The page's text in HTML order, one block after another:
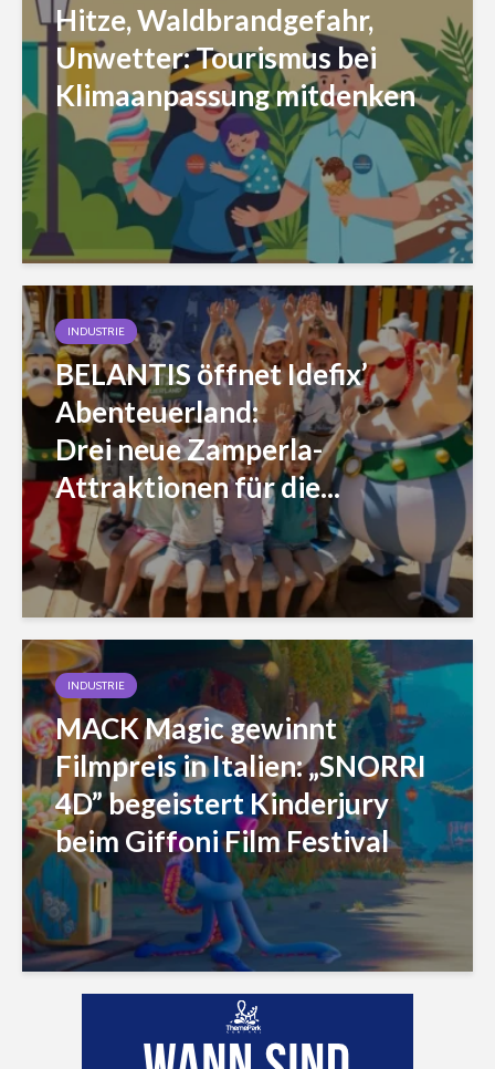
Hitze, Waldbrandgefahr,
Unwetter: Tourismus bei
Klimaanpassung mitdenken
INDUSTRIE
BELANTIS öffnet Idefix’
Abenteuerland:
Drei neue Zamperla-
Attraktionen für die...
INDUSTRIE
MACK Magic gewinnt
Filmpreis in Italien: „SNORRI
4D” begeistert Kinderjury
beim Giffoni Film Festival